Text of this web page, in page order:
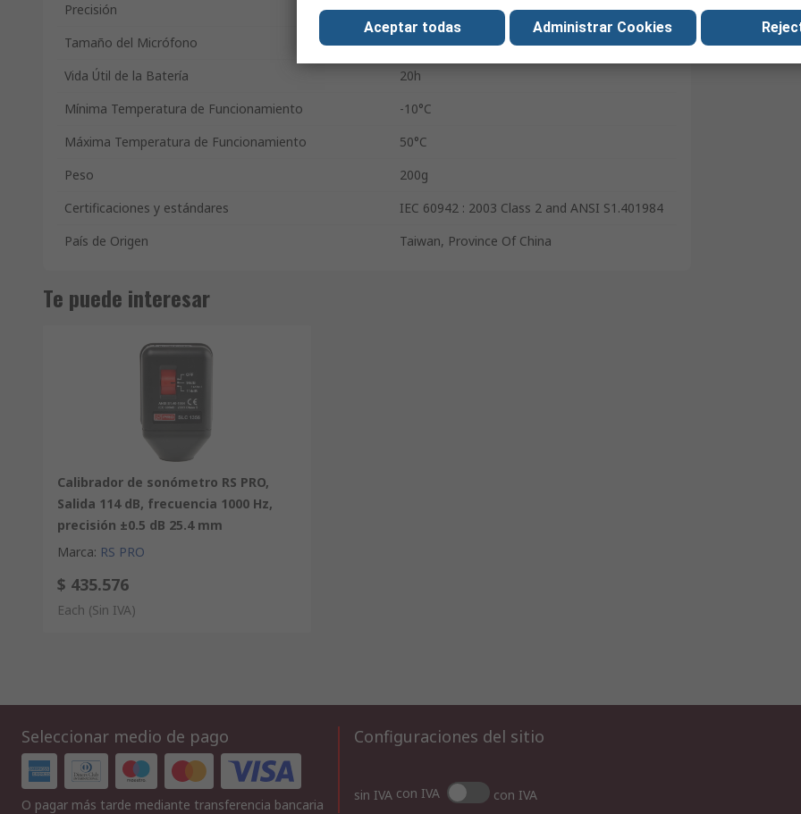
Precisión
±0.5 dB
Tamaño del Micrófono
1in
Vida Útil de la Batería
20h
Mínima Temperatura de Funcionamiento
-10°C
Máxima Temperatura de Funcionamiento
50°C
Peso
200g
Certificaciones y estándares
IEC 60942 : 2003 Class 2 and ANSI S1.401984
País de Origen
Taiwan, Province Of China
Te puede interesar
Calibrador de sonómetro RS PRO,
Salida 114 dB, frecuencia 1000 Hz,
precisión ±0.5 dB 25.4 mm
Marca: RS PRO
$ 435.576
Each (Sin IVA)
Seleccionar medio de pago
O pagar más tarde mediante transferencia bancaria
Configuraciones del sitio
sin IVA con IVA con IVA
Aceptar todas Administrar Cookies